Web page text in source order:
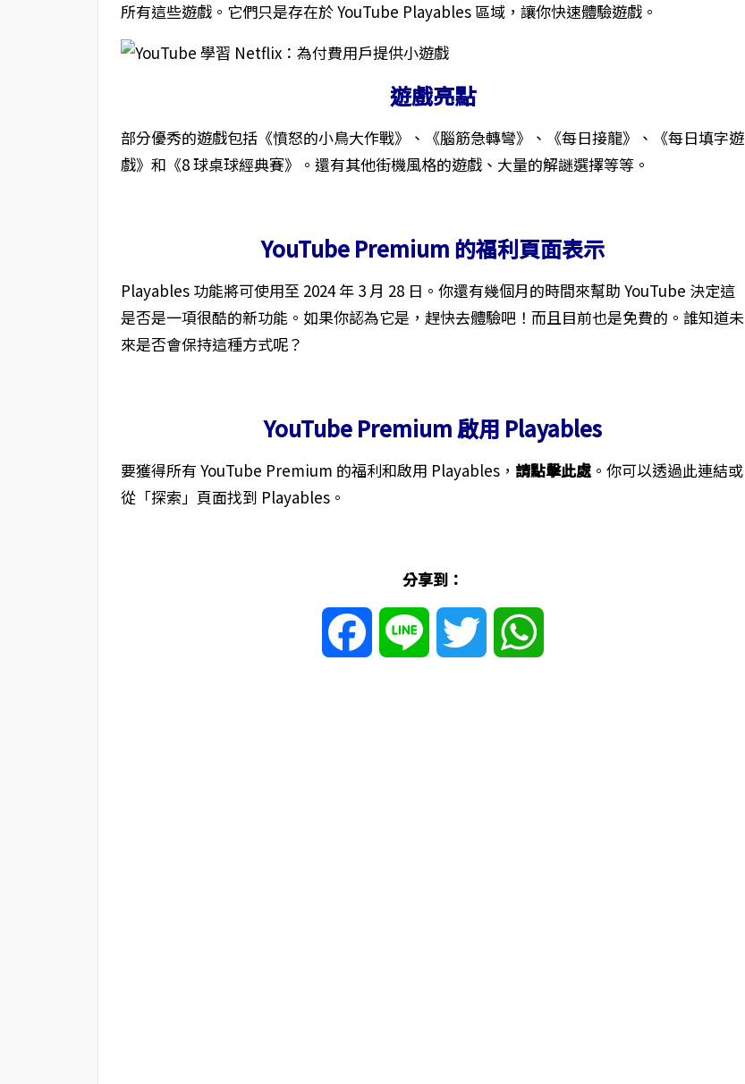
所有這些遊戲。它們只是存在於 YouTube Playables 區域，讓你快速體驗遊戲。
遊戲亮點
部分優秀的遊戲包括《憤怒的小鳥大作戰》、《腦筋急轉彎》、《每日接龍》、《每日填字遊
戲》和《8 球桌球經典賽》。還有其他街機風格的遊戲、大量的解謎選擇等等。
YouTube Premium 的福利頁面表示
Playables 功能將可使用至 2024 年 3 月 28 日。你還有幾個月的時間來幫助 YouTube 決定這
是否是一項很酷的新功能。如果你認為它是，趕快去體驗吧！而且目前也是免費的。誰知道未
來是否會保持這種方式呢？
YouTube Premium 啟用 Playables
要獲得所有 YouTube Premium 的福利和啟用 Playables， 請點擊此處。你可以透過此連結或
從「探索」頁面找到 Playables。
分享到：
Facebook Line Twitter